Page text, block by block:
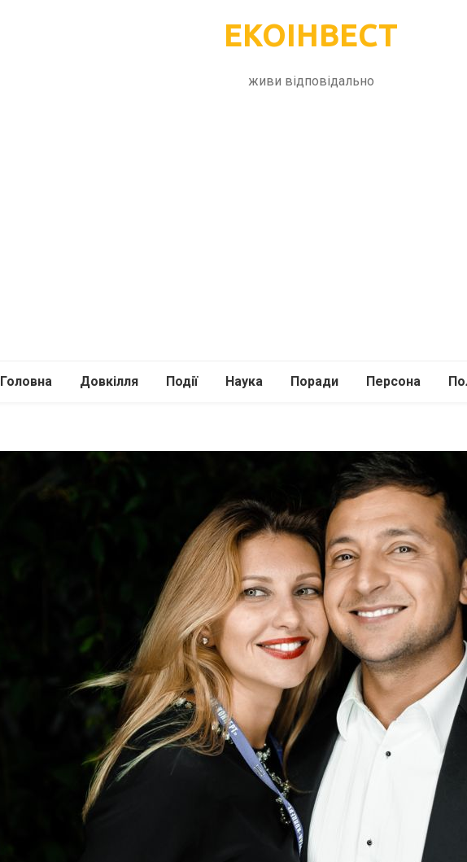
ЕКОІНВЕСТ
живи відповідально
Головна Довкілля
Подорожі
Події
Інше
Наука
Психологія
Поради
Здоров’я
Сад-Город
Персона